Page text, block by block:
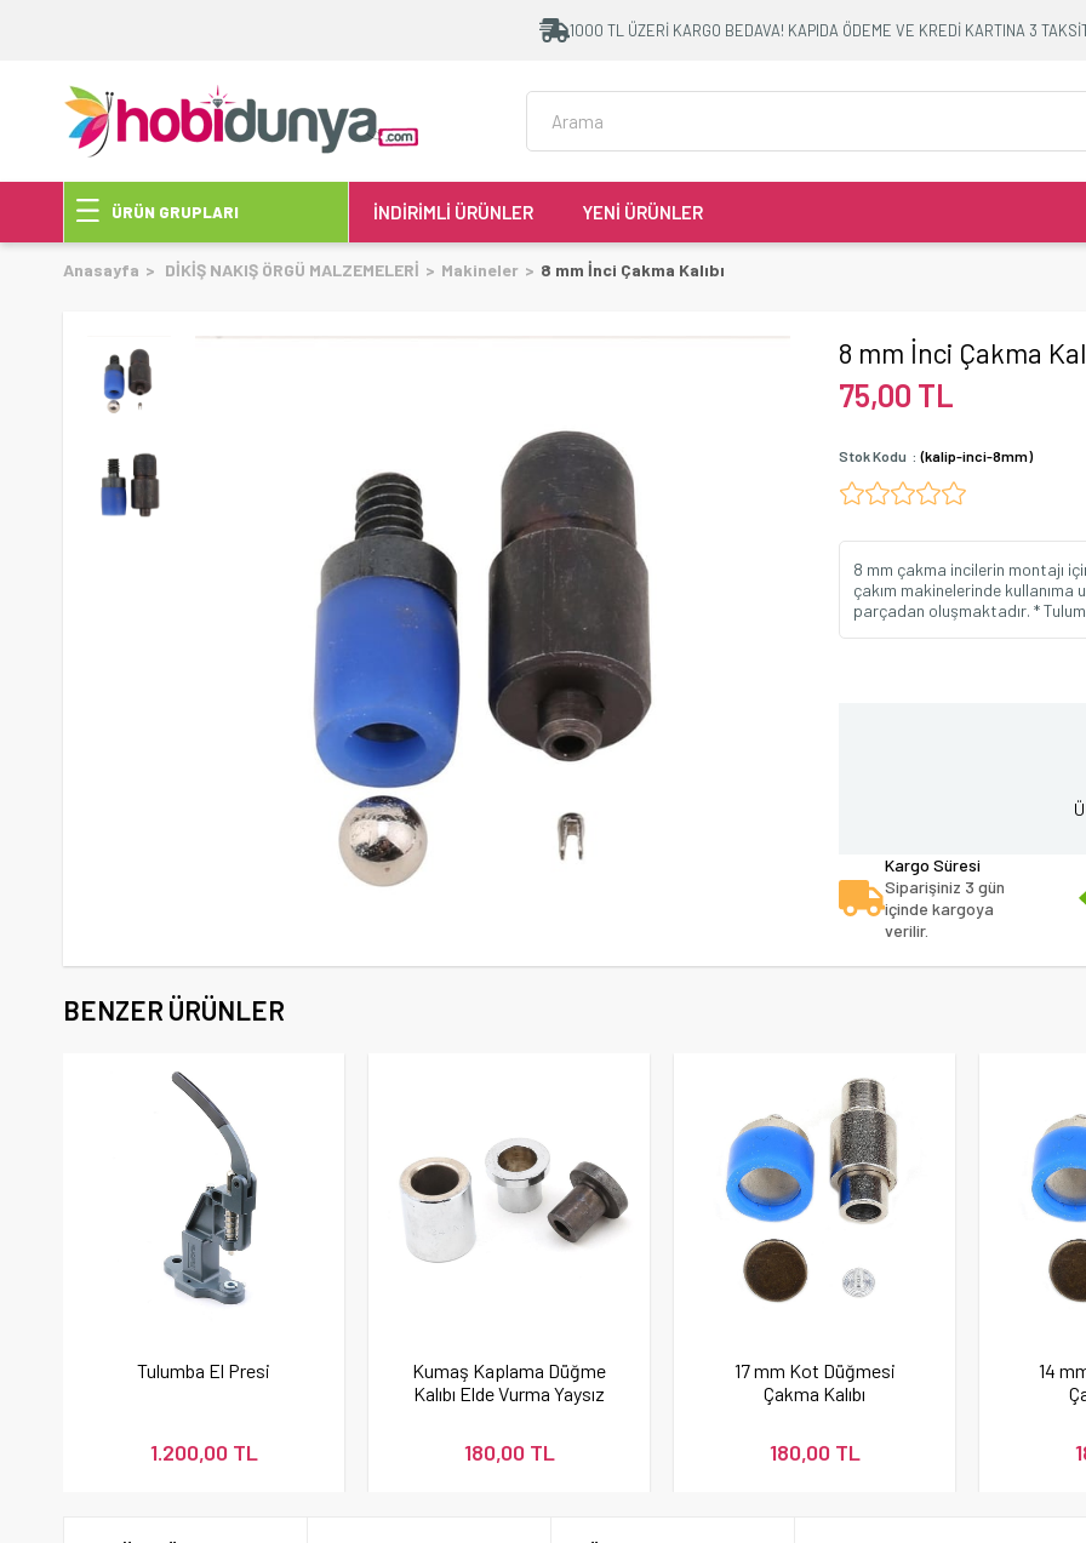
1000 TL ÜZERİ KARGO BEDAVA! KAPIDA ÖDEME VE KREDİ KARTINA 3
ÜRÜN GRUPLARI İNDİRİMLİ ÜRÜNLER YENİ ÜRÜNLER
Anasayfa DİKİŞ NAKIŞ ÖRGÜ MALZEMELERİ Makineler 8 mm İnci Çakma Kalıbı
8 mm İnci Çakma
75,00 TL
Stok Kodu (kalip-inci-8mm)
8 mm çakma incilerin montajı
çakım makinelerinde kullanıma
parçadan oluşmaktadır. *
Kargo Süresi
Siparişiniz 3 gün
içinde kargoya
verilir.
BENZER ÜRÜNLER
Tulumba El Presi
1.200,00 TL
Kumaş Kaplama Düğme
Kalıbı Elde Vurma Yaysız
180,00 TL
17 mm Kot Düğmesi
Çakma Kalıbı
180,00 TL
14